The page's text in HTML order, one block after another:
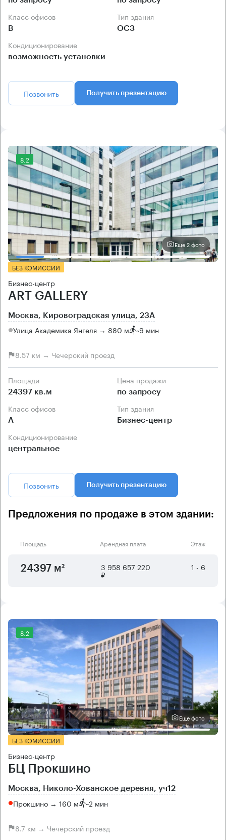
Класс офисов
B
Тип здания
ОСЗ
Кондиционирование
возможность установки
Позвонить Получить презентацию
8.2
Еще 2 фото
БЕЗ КОМИССИИ
Бизнес-центр
ART GALLERY
Москва, Кировоградская улица, 23А
Улица Академика Янгеля → 880 м ~9 мин
8.57 км → Чечерский проезд
Площади
24397 кв.м
Цена продажи
по запросу
Класс офисов
А
Тип здания
Бизнес-центр
Кондиционирование
центральное
Позвонить Получить презентацию
Предложения по продаже в этом здании:
Площадь Арендная плата Этаж
24397 м² 3 958 657 220
₽
1 - 6
8.2
Еще фото
БЕЗ КОМИССИИ
Бизнес-центр
БЦ Прокшино
Москва, Николо-Хованское деревня, уч12
Прокшино → 160 м ~2 мин
8.7 км → Чечерский проезд